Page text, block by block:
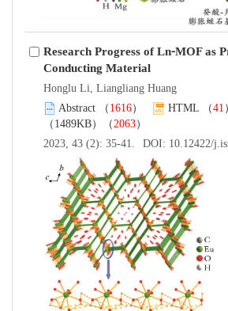
Research Progress of Ln⁃MOF as
Conducting Material
Honglu Li, Liangliang Huang
Abstract （ 1616） HTML （41
（1489KB）（ 2063）
2023, 43 (2): 35-41.
DOI: 10.12422/